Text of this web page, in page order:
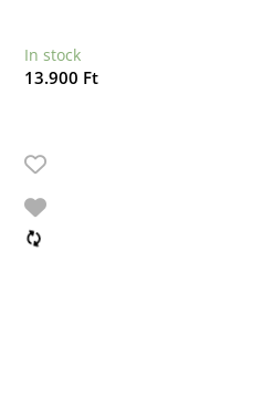
In stock
13.900 Ft